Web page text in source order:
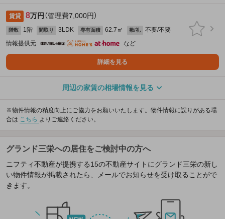
賃貸 8万円 （管理費7,000円）
階数 1階 間取り 3LDK 専有面積 62.7㎡ 敷/礼
不要/不要
情報提供元
など
詳細を見る
周辺の家賃の相場情報を見る
※物件情報の精度向上にご協力をお願いいたします。物件情報に誤りがある場
合は こちら よりご連絡ください。
グランド三栄への居住をご検討中の方へ
ニフティ不動産が提携する15の不動産サイトにグランド三栄の新し
い物件情報が掲載されたら、メールでお知らせを受け取ることがで
きます。